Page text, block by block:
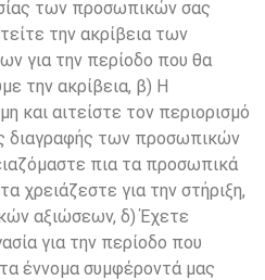
των προσωπικών σας
την ακρίβεια των
για την περίοδο που θα
την ακρίβεια, β) Η
και αιτείστε τον περιορισμό
διαγραφής των προσωπικών
πια τα προσωπικά
χρειάζεστε για την στήριξη,
αξιώσεων, δ) Έχετε
για την περίοδο που
έννομα συμφέροντά μας